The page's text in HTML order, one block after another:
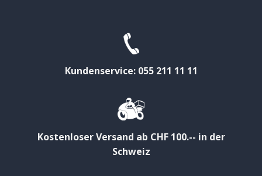
Kundenservice: 055 211 11 11
Kostenloser Versand ab CHF 100.-- in der
Schweiz